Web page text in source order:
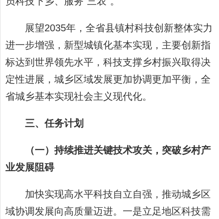
展望2035年，全省县镇村科技创新整体实力
进一步增强，新型城镇化基本实现，主要创新指
标达到世界领先水平，科技支撑乡村振兴取得决
定性进展，城乡区域发展更加协调更加平衡，全
省城乡基本实现社会主义现代化。
三、任务计划
（一）持续推进关键技术攻关，突破乡村产
业发展阻碍
加快实现高水平科技自立自强，推动城乡区
域协调发展向高质量迈进。一是立足地区科技需